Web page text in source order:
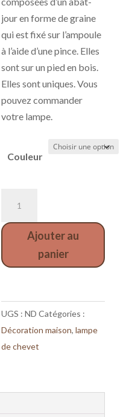
jour en forme de graine
qui est fixé sur l’ampoule
à l’aide d’une pince. Elles
sont sur un pied en bois.
Elles sont uniques. Vous
pouvez commander
votre lampe.
Couleur
lampe
Ajouter au
panier
UGS :ND Catégories :
Décoration maison,lampe
de chevet